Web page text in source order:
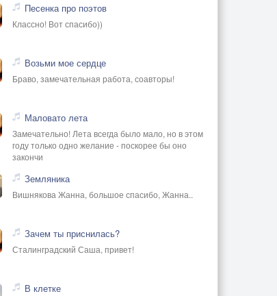
Песенка про поэтов
Классно! Вот спасибо))
Возьми мое сердце
Браво, замечательная работа, соавторы!
Маловато лета
Замечательно! Лета всегда было мало, но в этом
году только одно желание - поскорее бы оно
закончи
Земляника
Вишнякова Жанна, большое спасибо, Жанна..
Зачем ты приснилась?
Сталинградский Саша, привет!
В клетке